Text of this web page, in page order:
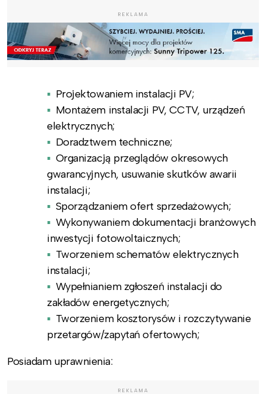
REKLAMA
Projektowaniem instalacji PV;
Montażem instalacji PV, CCTV, urządzeń
elektrycznych;
Doradztwem techniczne;
Organizacją przeglądów okresowych
gwarancyjnych, usuwanie skutków awarii
instalacji;
Sporządzaniem ofert sprzedażowych;
Wykonywaniem dokumentacji branżowych
inwestycji fotowoltaicznych;
Tworzeniem schematów elektrycznych
instalacji;
Wypełnianiem zgłoszeń instalacji do
zakładów energetycznych;
Tworzeniem kosztorysów i rozczytywanie
przetargów/zapytań ofertowych;
Posiadam uprawnienia:
REKLAMA